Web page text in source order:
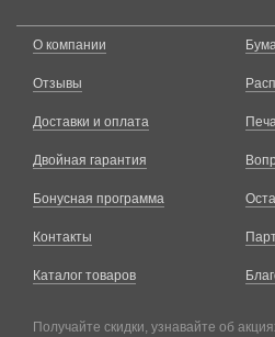
О компании
Отзывы
Доставки и оплата
Двойная гарантия
Бонусная программа
Контакты
Каталог товаров
Получайте скидки, узнавайте об